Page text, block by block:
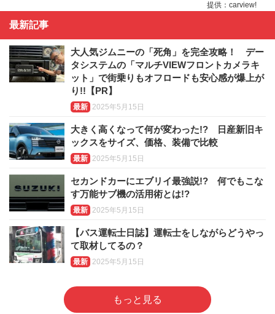
提供：carview!
最新記事
大人気ジムニーの「死角」を完全攻略！ デー
タシステムの「マルチVIEWフロントカメラキ
ット」で街乗りもオフロードも安心感が爆上が
り!!【PR】
最新 2025年5月15日
大きく高くなって何が変わった!? 日産新旧キ
ックスをサイズ、価格、装備で比較
最新 2025年5月15日
セカンドカーにエブリイ最強説!? 何でもこな
す万能サブ機の活用術とは!?
最新 2025年5月15日
【バス運転士日誌】運転士をしながらどうやっ
て取材してるの？
最新 2025年5月15日
もっと見る